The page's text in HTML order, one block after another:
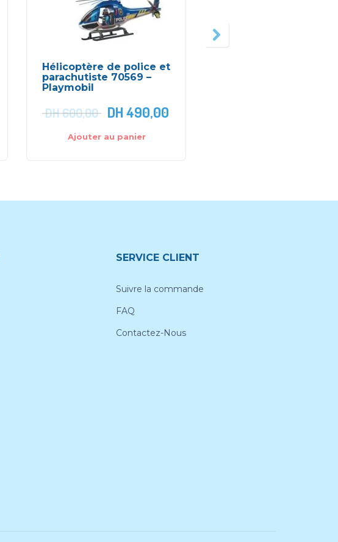
Hélicoptère de police et
parachutiste 70569 –
Playmobil
DH600,00 DH 490,00
Ajouter au panier
SERVICE CLIENT
Suivre la commande
FAQ
Contactez-Nous